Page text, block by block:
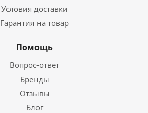
Условия доставки
Гарантия на товар
Помощь
Вопрос-ответ
Бренды
Отзывы
Блог